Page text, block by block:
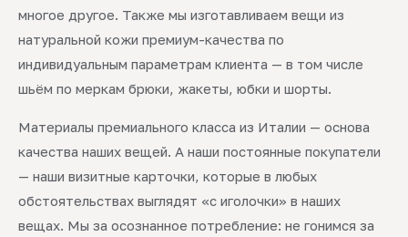
многое другое. Также мы изготавливаем вещи из
натуральной кожи премиум-качества по
индивидуальным параметрам клиента — в том числе
шьём по меркам брюки, жакеты, юбки и шорты.
Материалы премиального класса из Италии — основа
качества наших вещей. А наши постоянные покупатели
— наши визитные карточки, которые в любых
обстоятельствах выглядят «с иголочки» в наших
вещах. Мы за осознанное потребление: не гонимся за